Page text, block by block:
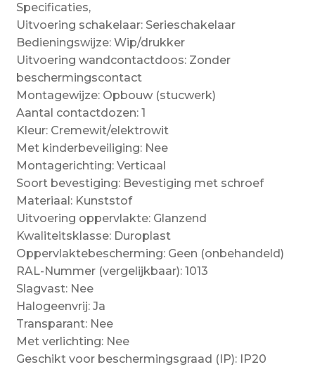
Specificaties,
Uitvoering schakelaar: Serieschakelaar
Bedieningswijze: Wip/drukker
Uitvoering wandcontactdoos: Zonder
beschermingscontact
Montagewijze: Opbouw (stucwerk)
Aantal contactdozen: 1
Kleur: Cremewit/elektrowit
Met kinderbeveiliging: Nee
Montagerichting: Verticaal
Soort bevestiging: Bevestiging met schroef
Materiaal: Kunststof
Uitvoering oppervlakte: Glanzend
Kwaliteitsklasse: Duroplast
Oppervlaktebescherming: Geen (onbehandeld)
RAL-Nummer (vergelijkbaar): 1013
Slagvast: Nee
Halogeenvrij: Ja
Transparant: Nee
Met verlichting: Nee
Geschikt voor beschermingsgraad (IP): IP20